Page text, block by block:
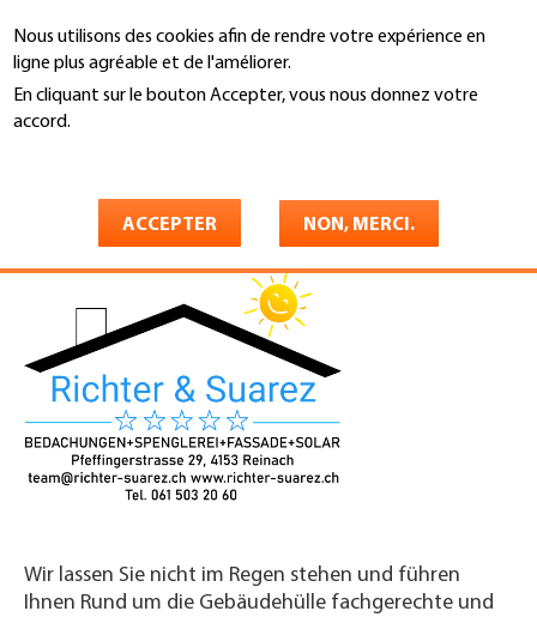
Nous utilisons des cookies afin de rendre votre expérience en
ligne plus agréable et de l'améliorer.
En cliquant sur le bouton Accepter, vous nous donnez votre
accord.
ACCEPTER NON, MERCI.
au
contenu
principal
Recherche
You
Wir lassen Sie nicht im Regen stehen und führen
Ihnen Rund um die Gebäudehülle fachgerechte und